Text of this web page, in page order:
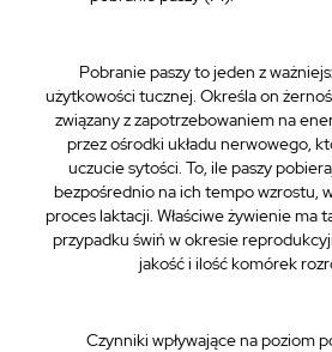
Pobranie paszy to jeden z
użytkowości tucznej. Określa on
związany z zapotrzebowaniem na
przez ośrodki układu nerwowego,
uczucie sytości. To, ile paszy
bezpośrednio na ich tempo wzrostu,
proces laktacji. Właściwe żywienie ma
przypadku świń w okresie
jakość i ilość komórek
Czynniki wpływające na poziom